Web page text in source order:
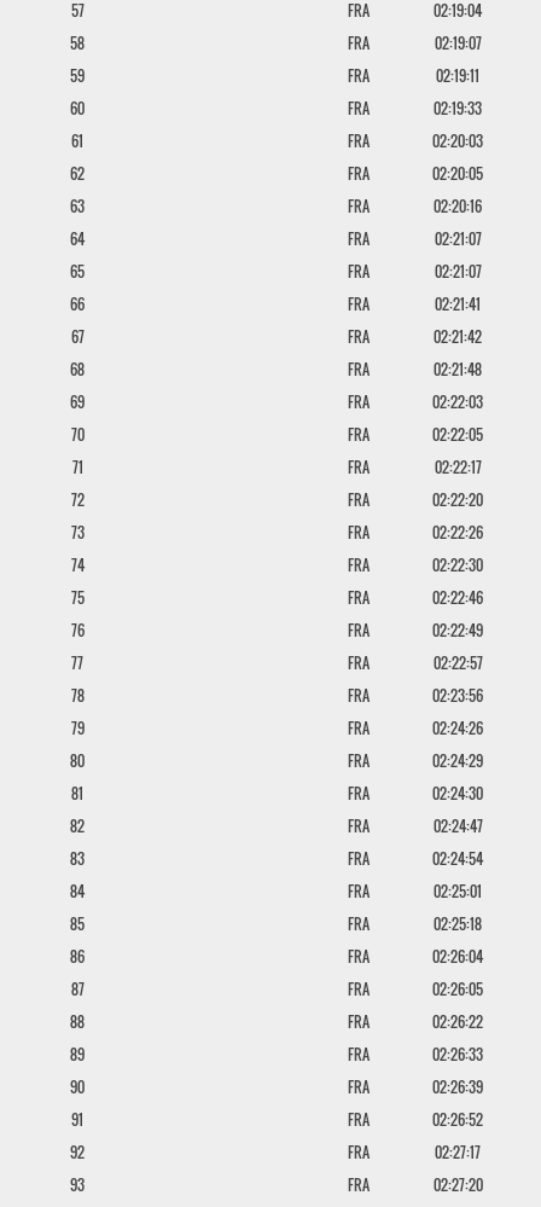
57
FRA
02:19:04
58
FRA
02:19:07
59
FRA
02:19:11
60
FRA
02:19:33
61
FRA
02:20:03
62
FRA
02:20:05
63
FRA
02:20:16
64
FRA
02:21:07
65
FRA
02:21:07
66
FRA
02:21:41
67
FRA
02:21:42
68
FRA
02:21:48
69
FRA
02:22:03
70
FRA
02:22:05
71
FRA
02:22:17
72
FRA
02:22:20
73
FRA
02:22:26
74
FRA
02:22:30
75
FRA
02:22:46
76
FRA
02:22:49
77
FRA
02:22:57
78
FRA
02:23:56
79
FRA
02:24:26
80
FRA
02:24:29
81
FRA
02:24:30
82
FRA
02:24:47
83
FRA
02:24:54
84
FRA
02:25:01
85
FRA
02:25:18
86
FRA
02:26:04
87
FRA
02:26:05
88
FRA
02:26:22
89
FRA
02:26:33
90
FRA
02:26:39
91
FRA
02:26:52
92
FRA
02:27:17
93
FRA 02:27:20